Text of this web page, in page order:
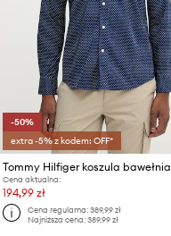
-50%
extra -5% z kodem: OFF*
Tommy Hilfiger koszula
Cena aktualna:
194,99 zł
Cena regularna: 389,99 zł
Najniższa cena: 389,99 zł